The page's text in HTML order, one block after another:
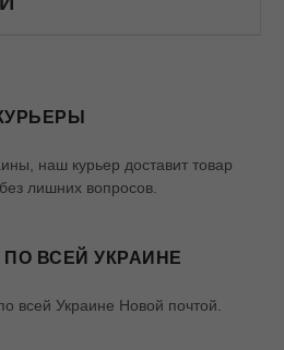
наш курьер доставит товар
лишних вопросов.
ВСЕЙ УКРАИНЕ
всей Украине Новой почтой.